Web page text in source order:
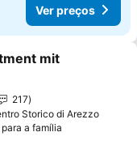
Ver preços
aos favoritos
mit
217
Storico di Arezzo
a família